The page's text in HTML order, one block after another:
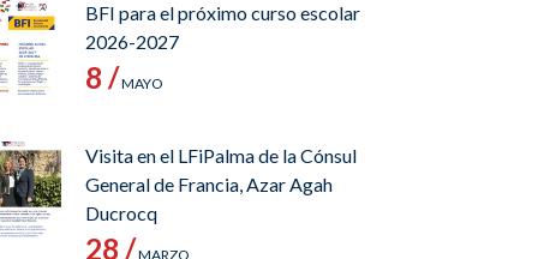
BFI para el próximo curso escolar
2026-2027
8 /MAYO
Visita en el LFiPalma de la Cónsul
General de Francia, Azar Agah
Ducrocq
28 /MARZO